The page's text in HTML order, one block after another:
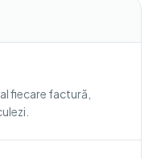
fiecare factură,